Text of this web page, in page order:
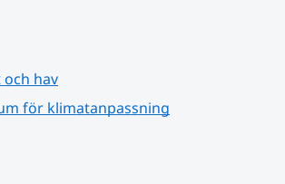
och hav
för klimatanpassning